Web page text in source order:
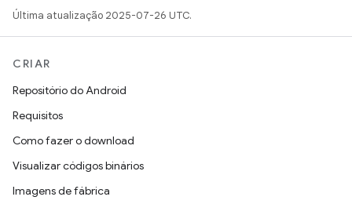
Última atualização 2025-07-26 UTC.
CRIAR
Repositório do Android
Requisitos
Como fazer o download
Visualizar códigos binários
Imagens de fábrica